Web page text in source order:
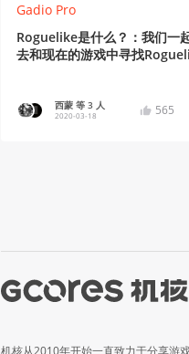
Gadio Pro
Roguelike是什么？：我们一
去和现在的游戏中寻找
西蒙 等 3 人
2020-03-18 565
机核从2010年开始一直致力于分享游